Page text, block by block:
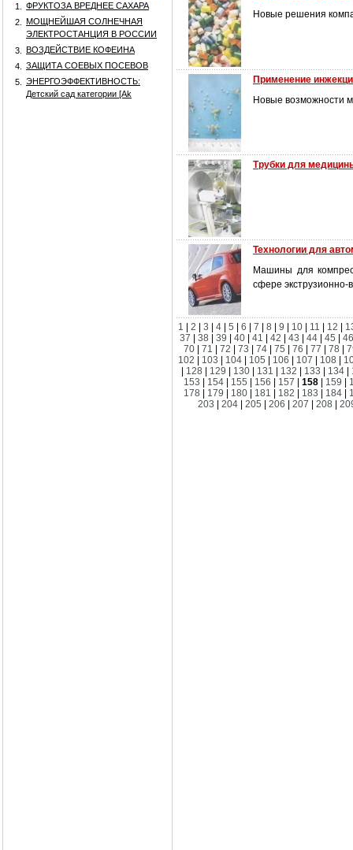
1.
ФРУКТОЗА ВРЕДНЕЕ САХАРА
2.
МОЩНЕЙШАЯ СОЛНЕЧНАЯ
ЭЛЕКТРОСТАНЦИЯ В РОССИИ
3.
ВОЗДЕЙСТВИЕ КОФЕИНА
4.
ЗАЩИТА СОЕВЫХ ПОСЕВОВ
5.
ЭНЕРГОЭФФЕКТИВНОСТЬ:
Детский сад категории [Аk
Новые решения
Применение
Новые возможности
Трубки для
Технологии для
Машины для
сфере
1 2 3 4 5 6 7 8 9 10 11 12
37
|38 |39 |40 |41 |42 |43 |44 |45 |
70
71 72 73 74 75 76 77 78
102
103 104 105 106 107 108
128 129 130 131 132 133 134
153
154 155 156 157 158 159
178
179 180 181 182 183 184
203
|204 |205 |206 |207 |208 |